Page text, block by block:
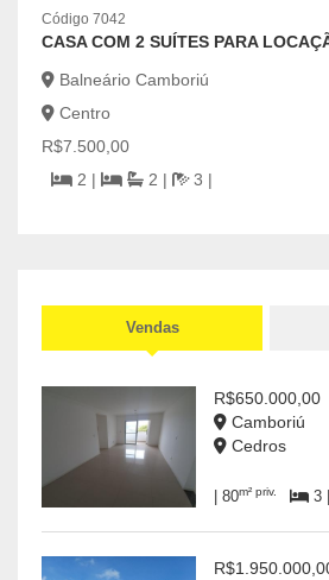
Código 7042
CASA COM 2 SUÍTES PARA
Balneário Camboriú
Centro
R$7.500,00
2 |
2 | 3 |
Vendas
R$650.000,00
Camboriú
Cedros
| 80m² priv. 3 |